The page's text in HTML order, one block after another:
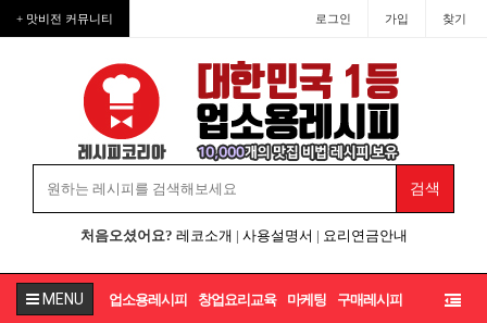
+ 맛비전 커뮤니티 로그인 가입 찾기
처음오셨어요? 레코소개 | 사용설명서 | 요리연금안내
MENU 업소용레시피 창업요리교육 마케팅 구매레시피